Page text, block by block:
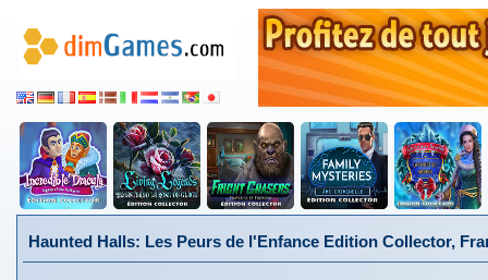
Haunted Halls: Les Peurs de l'Enfance Edition Collector,